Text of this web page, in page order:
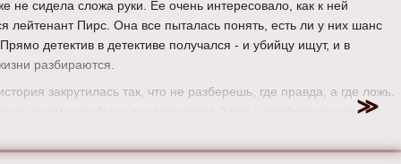
не сидела сложа руки. Ее очень интересовало, как к ней
лейтенант Пирс. Она все пыталась понять, есть ли у них шанс
детектив в детективе получался - и убийцу ищут, и в
разбираются.
закрутилась так, что не разберешь, где правда, а где ложь.
со своими необычными методами, Хлоя с профессиональным
И чем глубже они копали, тем больше вопросов возникало. Кто